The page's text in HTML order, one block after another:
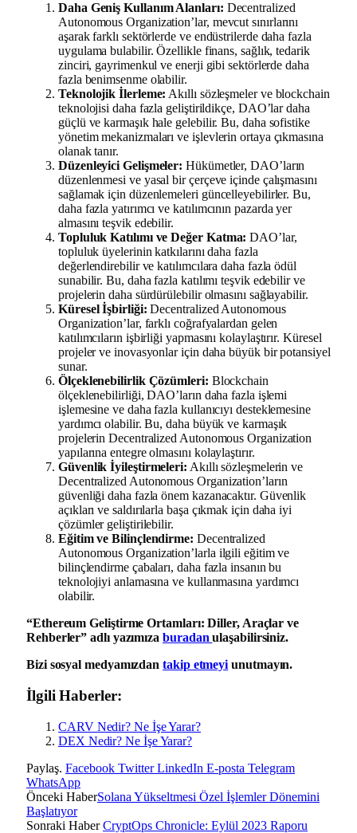
Daha Geniş Kullanım Alanları: Decentralized
Autonomous Organization’lar, mevcut sınırlarını
aşarak farklı sektörlerde ve endüstrilerde daha fazla
uygulama bulabilir. Özellikle finans, sağlık, tedarik
zinciri, gayrimenkul ve enerji gibi sektörlerde daha
fazla benimsenme olabilir.
Teknolojik İlerleme: Akıllı sözleşmeler ve blockchain
teknolojisi daha fazla geliştirildikçe, DAO’lar daha
güçlü ve karmaşık hale gelebilir. Bu, daha sofistike
yönetim mekanizmaları ve işlevlerin ortaya çıkmasına
olanak tanır.
Düzenleyici Gelişmeler: Hükümetler, DAO’ların
düzenlenmesi ve yasal bir çerçeve içinde çalışmasını
sağlamak için düzenlemeleri güncelleyebilirler. Bu,
daha fazla yatırımcı ve katılımcının pazarda yer
almasını teşvik edebilir.
Topluluk Katılımı ve Değer Katma: DAO’lar,
topluluk üyelerinin katkılarını daha fazla
değerlendirebilir ve katılımcılara daha fazla ödül
sunabilir. Bu, daha fazla katılımı teşvik edebilir ve
projelerin daha sürdürülebilir olmasını sağlayabilir.
Küresel İşbirliği: Decentralized Autonomous
Organization’lar, farklı coğrafyalardan gelen
katılımcıların işbirliği yapmasını kolaylaştırır. Küresel
projeler ve inovasyonlar için daha büyük bir potansiyel
sunar.
Ölçeklenebilirlik Çözümleri: Blockchain
ölçeklenebilirliği, DAO’ların daha fazla işlemi
işlemesine ve daha fazla kullanıcıyı desteklemesine
yardımcı olabilir. Bu, daha büyük ve karmaşık
projelerin Decentralized Autonomous Organization
yapılarına entegre olmasını kolaylaştırır.
Güvenlik İyileştirmeleri: Akıllı sözleşmelerin ve
Decentralized Autonomous Organization’ların
güvenliği daha fazla önem kazanacaktır. Güvenlik
açıkları ve saldırılarla başa çıkmak için daha iyi
çözümler geliştirilebilir.
Eğitim ve Bilinçlendirme: Decentralized
Autonomous Organization’larla ilgili eğitim ve
bilinçlendirme çabaları, daha fazla insanın bu
teknolojiyi anlamasına ve kullanmasına yardımcı
olabilir.
“Ethereum Geliştirme Ortamları: Diller, Araçlar ve
Rehberler” adlı yazımıza buradanulaşabilirsiniz.
Bizi sosyal medyamızdantakip etmeyiunutmayın.
İlgili Haberler:
CARV Nedir? Ne İşe Yarar?
DEX Nedir? Ne İşe Yarar?
Paylaş. Facebook Twitter LinkedIn E-posta Telegram
WhatsApp
Önceki HaberSolana Yükseltmesi Özel İşlemler Dönemini
Başlatıyor
Sonraki HaberCryptOps Chronicle: Eylül 2023 Raporu